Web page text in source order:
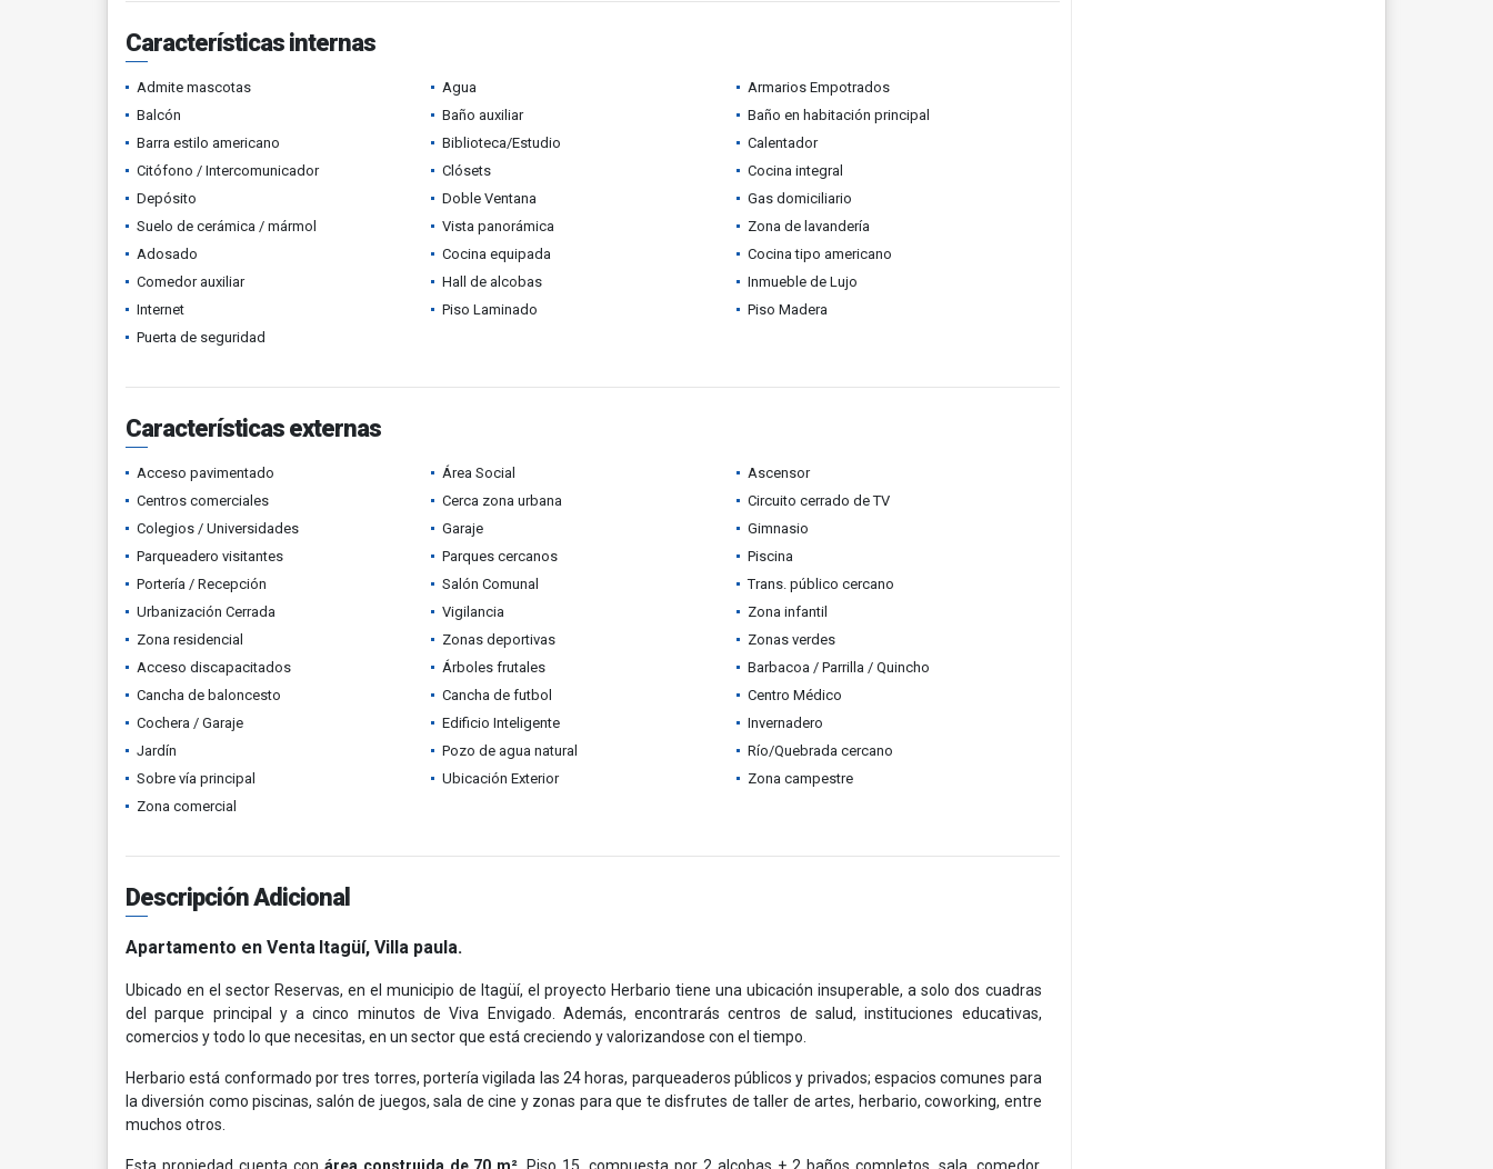
Características internas
Admite mascotas Agua
Armarios Empotrados
Balcón
Baño auxiliar
Baño en habitación principal
Barra estilo americano
Biblioteca/Estudio
Calentador
Citófono / Intercomunicador
Clósets
Cocina integral
Depósito
Doble Ventana
Gas domiciliario
Suelo de cerámica / mármol
Vista panorámica
Zona de lavandería
Adosado
Cocina equipada
Cocina tipo americano
Comedor auxiliar
Hall de alcobas
Inmueble de Lujo
Internet
Piso Laminado
Piso Madera
Puerta de seguridad
Características externas
Acceso pavimentado Área Social
Ascensor
Centros comerciales
Cerca zona urbana
Circuito cerrado de TV
Colegios / Universidades
Garaje
Gimnasio
Parqueadero visitantes
Parques cercanos
Piscina
Portería / Recepción
Salón Comunal
Trans. público cercano
Urbanización Cerrada
Vigilancia
Zona infantil
Zona residencial
Zonas deportivas
Zonas verdes
Acceso discapacitados
Árboles frutales
Barbacoa / Parrilla / Quincho
Cancha de baloncesto
Cancha de futbol
Centro Médico
Cochera / Garaje
Edificio Inteligente
Invernadero
Jardín
Pozo de agua natural
Río/Quebrada cercano
Sobre vía principal
Ubicación Exterior
Zona campestre
Zona comercial
Descripción Adicional
Apartamento en Venta Itagüí, Villa paula.
Ubicado en el sector Reservas, en el municipio de Itagüí, el proyecto Herbario tiene una ubicación insuperable, a solo dos cuadras
del parque principal y a cinco minutos de Viva Envigado. Además, encontrarás centros de salud, instituciones educativas,
comercios y todo lo que necesitas, en un sector que está creciendo y valorizandose con el tiempo.
Herbario está conformado por tres torres, portería vigilada las 24 horas, parqueaderos públicos y privados; espacios comunes para
la diversión como piscinas, salón de juegos, sala de cine y zonas para que te disfrutes de taller de artes, herbario, coworking, entre
muchos otros.